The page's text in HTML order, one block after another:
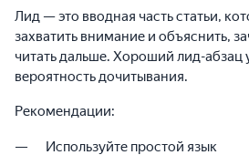
Лид — это вводная часть статьи,
захватить внимание и объяснить,
читать дальше. Хороший лид-абзац
вероятность дочитывания.
Рекомендации:
Используйте простой язык